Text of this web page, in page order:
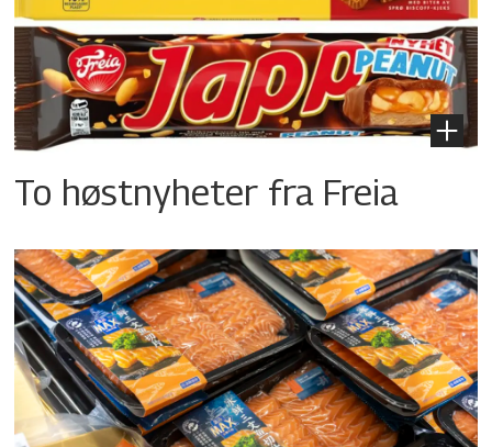
To høstnyheter fra Freia